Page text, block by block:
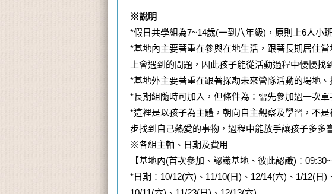
※說明
*假日共學組為7~14歲(一到八年級)，原則上6人小
*基地內主要著重在參與在地生活，跟著長期居住
上會遇到的問題，因此孩子能從活動過程中慢慢找
*基地外主要著重在跟著探勘未來營隊活動的場地
*長期組隨時可加入，但條件為：需先參加過一次
*這裡是以孩子為主體，朝向自主觀察及學習，不
步找到自己熱愛的事物，過程中能放手讓孩子多
※各組主軸、日期及費用
【基地內(首次參加、認識基地、彼此認識)：
*日期：10/12(六)、11/10(日)、12/14(六)、1/12(日